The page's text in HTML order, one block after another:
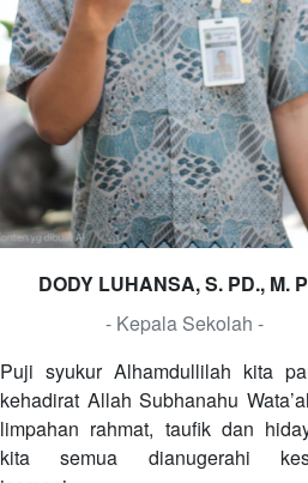
DODY LUHANSA, S. PD., M.
- Kepala Sekolah -
Puji syukur Alhamdullilah kita
kehadirat Allah Subhanahu
limpahan rahmat, taufik dan
kita semua dianugerahi